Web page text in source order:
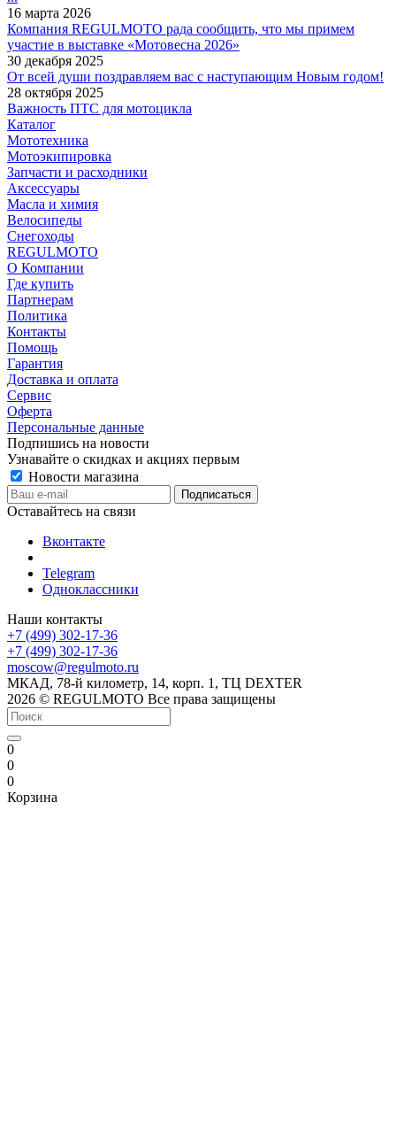
16 марта 2026
Компания REGULMOTO рада сообщить, что мы примем
участие в выставке «Мотовесна 2026»
30 декабря 2025
От всей души поздравляем вас с наступающим Новым годом!
28 октября 2025
Важность ПТС для мотоцикла
Каталог
Мототехника
Мотоэкипировка
Запчасти и расходники
Аксессуары
Масла и химия
Велосипеды
Снегоходы
REGULMOTO
О Компании
Где купить
Партнерам
Политика
Контакты
Помощь
Гарантия
Доставка и оплата
Сервис
Оферта
Персональные данные
Подпишись на новости
Узнавайте о скидках и акциях первым
Новости магазина
Оставайтесь на связи
Вконтакте
Telegram
Одноклассники
Наши контакты
+7 (499) 302-17-36
+7 (499) 302-17-36
moscow@regulmoto.ru
МКАД, 78-й километр, 14, корп. 1, ТЦ DEXTER
2026 © REGULMOTO Все права защищены
0
0
0
Корзина